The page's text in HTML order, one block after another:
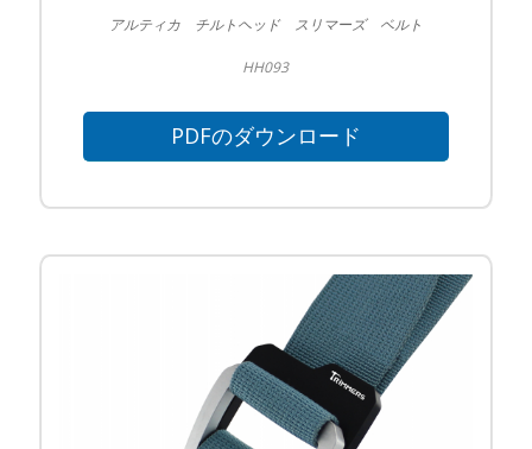
アルティカ チルトヘッド スリマーズ ベルト
HH093
PDFのダウンロード